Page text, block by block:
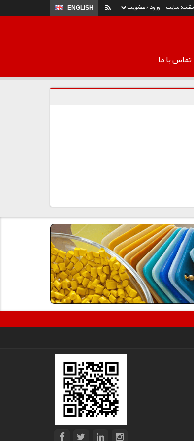
ورود / عضویت ENGLISH نقشه سایت
تماس با ما